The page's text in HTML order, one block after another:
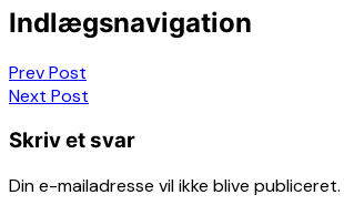
Indlægsnavigation
Prev Post
Next Post
Skriv et svar
Din e-mailadresse vil ikke blive publiceret.